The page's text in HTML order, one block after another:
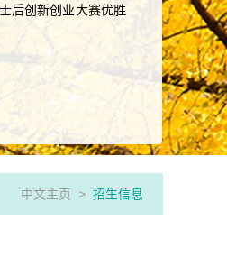
后创新创业大赛优胜
中文主页 > 招生信息